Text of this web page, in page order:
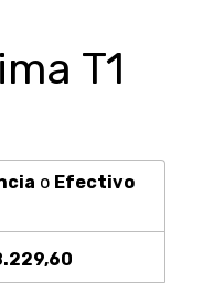
T1
o Efectivo